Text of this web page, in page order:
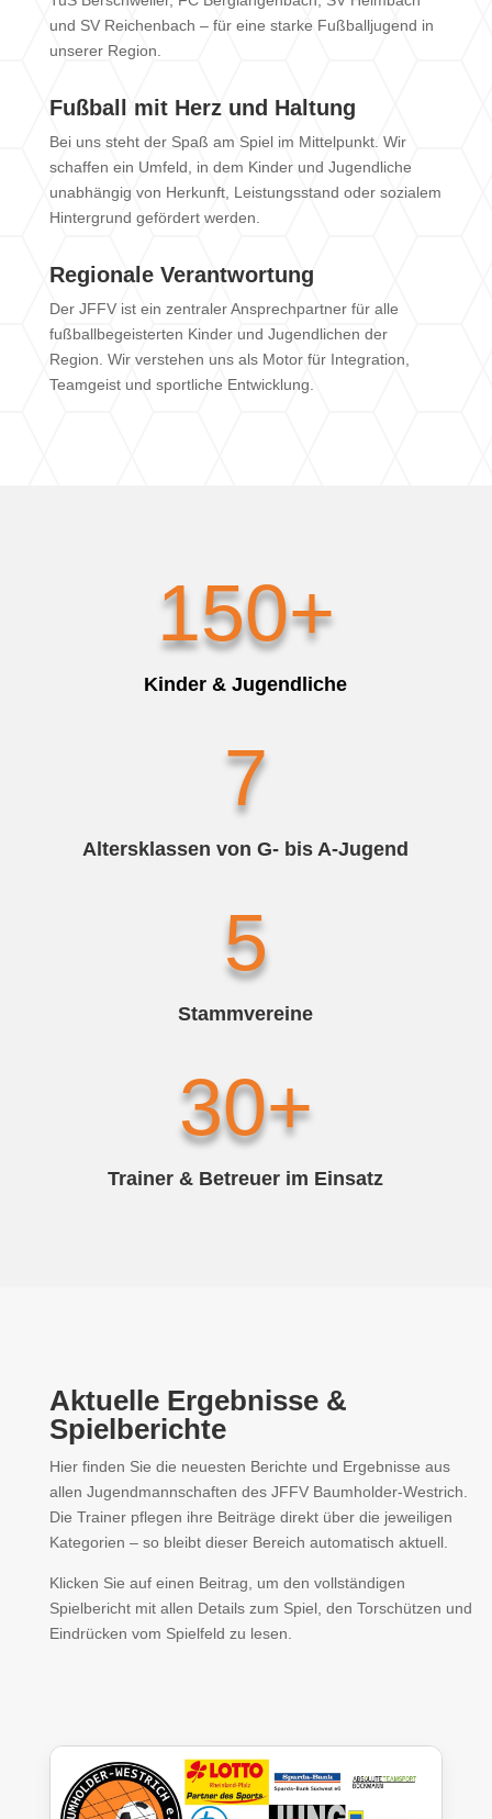
und SV Reichenbach – für eine starke Fußballjugend in
unserer Region.
Fußball mit Herz und Haltung
Bei uns steht der Spaß am Spiel im Mittelpunkt. Wir
schaffen ein Umfeld, in dem Kinder und Jugendliche
unabhängig von Herkunft, Leistungsstand oder sozialem
Hintergrund gefördert werden.
Regionale Verantwortung
Der JFFV ist ein zentraler Ansprechpartner für alle
fußballbegeisterten Kinder und Jugendlichen der
Region. Wir verstehen uns als Motor für Integration,
Teamgeist und sportliche Entwicklung.
150+
Kinder & Jugendliche
7
Altersklassen von G- bis A-Jugend
5
Stammvereine
30+
Trainer & Betreuer im Einsatz
Aktuelle Ergebnisse &
Spielberichte
Hier finden Sie die neuesten Berichte und Ergebnisse aus
allen Jugendmannschaften des JFFV Baumholder-Westrich.
Die Trainer pflegen ihre Beiträge direkt über die jeweiligen
Kategorien – so bleibt dieser Bereich automatisch aktuell.
Klicken Sie auf einen Beitrag, um den vollständigen
Spielbericht mit allen Details zum Spiel, den Torschützen und
Eindrücken vom Spielfeld zu lesen.